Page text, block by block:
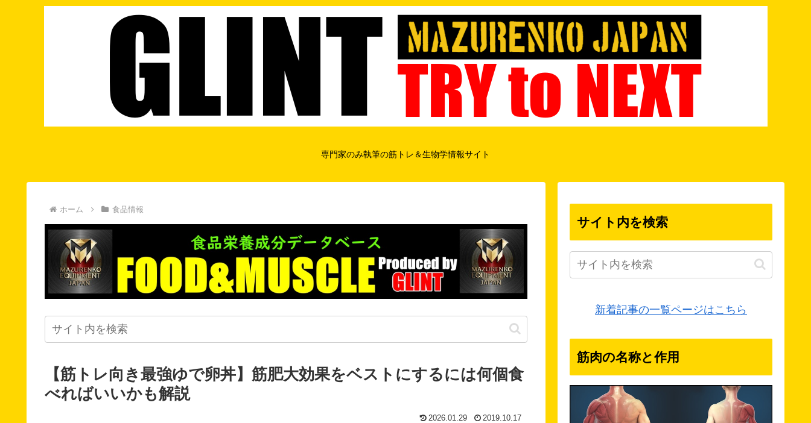
専門家のみ執筆の筋トレ＆生物学情報サイト
ホーム 食品情報
【筋トレ向き最強ゆで卵丼】筋肥大効果をベストにするには何個食
べればいいかも解説
2026.01.29 2019.10.17
サイト内を検索
新着記事の一覧ページはこちら
筋肉の名称と作用